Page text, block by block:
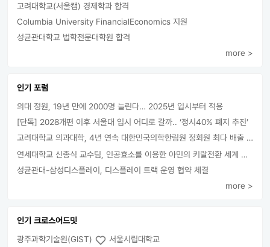
고려대학교(서울캠) 경제학과 합격
Columbia University FinancialEconomics 지원
성균관대학교 법학전문대학원 합격
more >
인기 포럼
의대 정원, 19년 만에 2000명 늘린다… 2025년 입시부터 적용
[단독] 2028개편 이후 서울대 입시 어디로 갈까.. ‘정시40% 폐지 추진’
고려대학교 의과대학, 4년 연속 대한민국의학한림원 정회원 최다 배출 外
연세대학교 신종식 교수팀, 인공효소를 이용한 아민의 키랄전환 세계 최초로 성공
성균관대-삼성디스플레이, 디스플레이 트랙 운영 협약 체결
more >
인기 크로스어드밋
광주과학기술원(GIST)
서울시립대학교